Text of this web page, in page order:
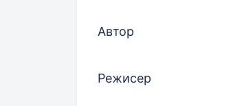
Автор
Режисер